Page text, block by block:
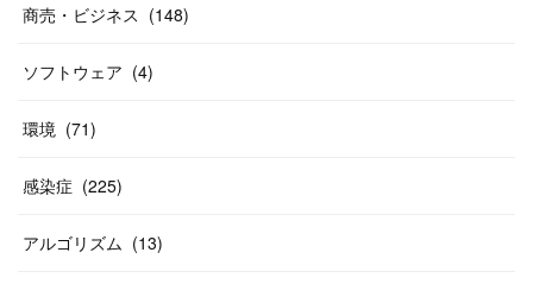
商売・ビジネス (148)
ソフトウェア (4)
環境 (71)
感染症 (225)
アルゴリズム (13)